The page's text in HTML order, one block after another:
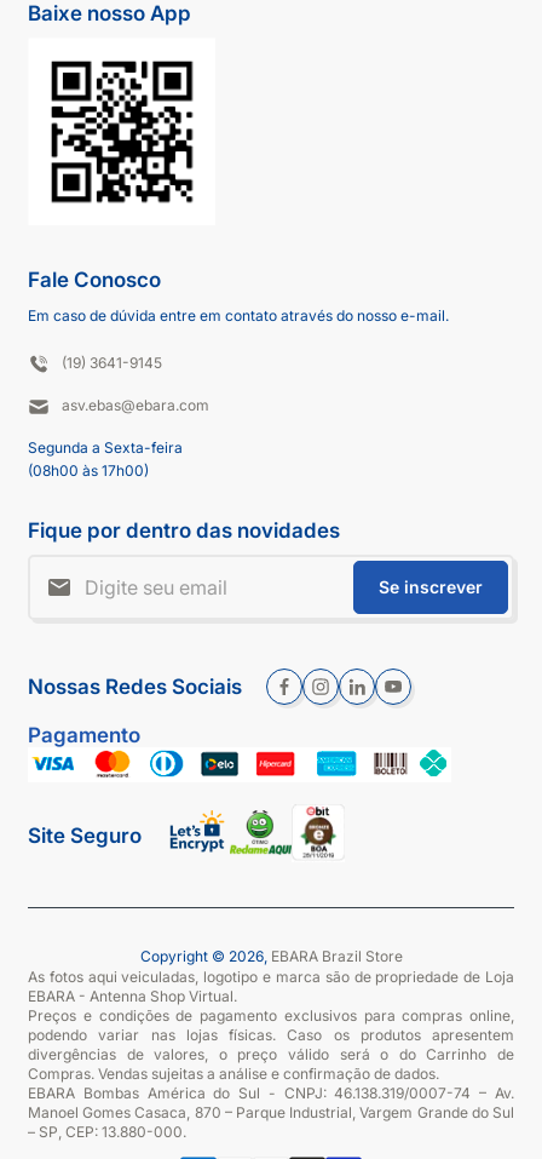
Baixe nosso App
Fale Conosco
Em caso de dúvida entre em contato através do nosso e-mail.
(19) 3641-9145
asv.ebas@ebara.com
Segunda a Sexta-feira
(08h00 às 17h00)
Fique por dentro das novidades
Se inscrever
Nossas Redes Sociais
Pagamento
Site Seguro
Copyright © 2026, EBARA Brazil Store
As fotos aqui veiculadas, logotipo e marca são de propriedade de Loja
EBARA - Antenna Shop Virtual.
Preços e condições de pagamento exclusivos para compras online,
podendo variar nas lojas físicas. Caso os produtos apresentem
divergências de valores, o preço válido será o do Carrinho de
Compras. Vendas sujeitas a análise e confirmação de dados.
EBARA Bombas América do Sul - CNPJ: 46.138.319/0007-74 – Av.
Manoel Gomes Casaca, 870 – Parque Industrial, Vargem Grande do Sul
– SP, CEP: 13.880-000.